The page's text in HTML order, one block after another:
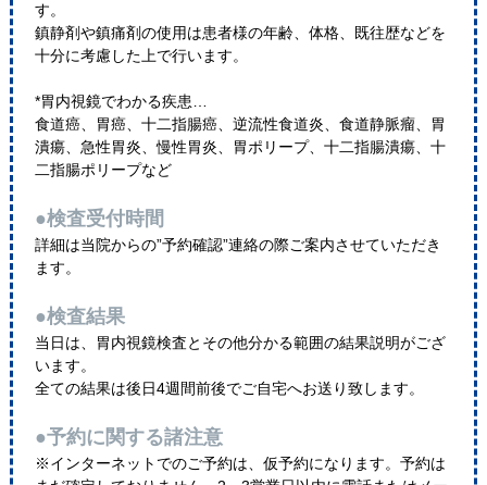
す。
鎮静剤や鎮痛剤の使用は患者様の年齢、体格、既往歴などを
十分に考慮した上で行います。
*胃内視鏡でわかる疾患…
食道癌、胃癌、十二指腸癌、逆流性食道炎、食道静脈瘤、胃
潰瘍、急性胃炎、慢性胃炎、胃ポリープ、十二指腸潰瘍、十
二指腸ポリープなど
●検査受付時間
詳細は当院からの”予約確認”連絡の際ご案内させていただき
ます。
●検査結果
当日は、胃内視鏡検査とその他分かる範囲の結果説明がござ
います。
全ての結果は後日4週間前後でご自宅へお送り致します。
●予約に関する諸注意
※インターネットでのご予約は、仮予約になります。予約は